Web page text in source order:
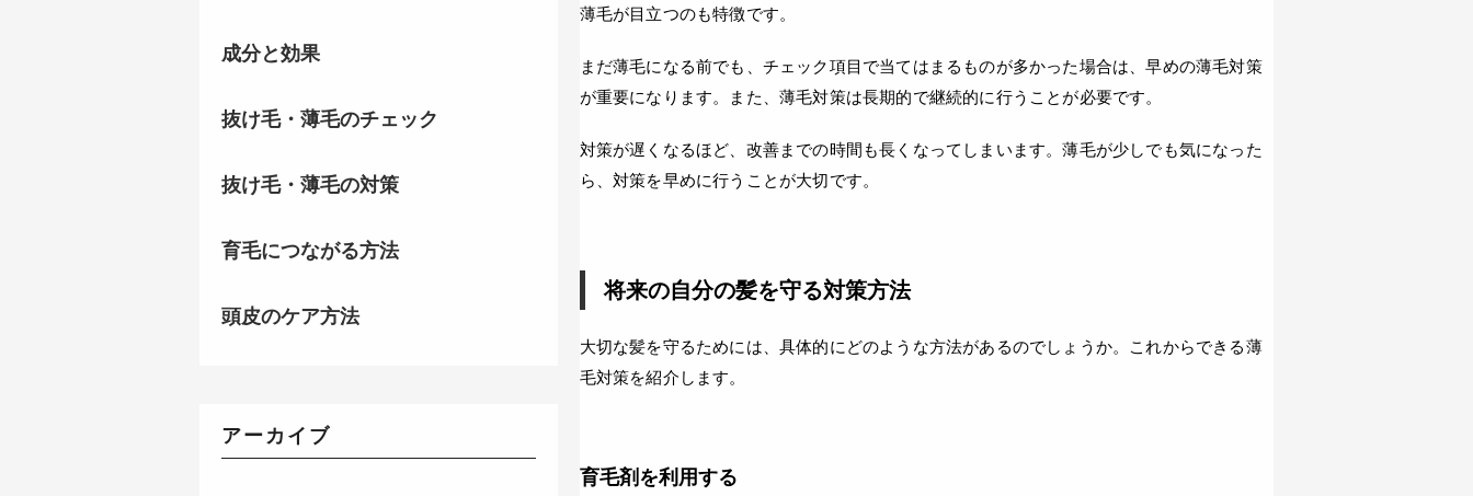
薄毛が目立つのも特徴です。
まだ薄毛になる前でも、チェック項目で当てはまるものが多かった場合は、早めの薄毛対策
が重要になります。また、薄毛対策は長期的で継続的に行うことが必要です。
対策が遅くなるほど、改善までの時間も長くなってしまいます。薄毛が少しでも気になった
ら、対策を早めに行うことが大切です。
将来の自分の髪を守る対策方法
大切な髪を守るためには、具体的にどのような方法があるのでしょうか。これからできる薄
毛対策を紹介します。
育毛剤を利用する
成分と効果
抜け毛・薄毛のチェック
抜け毛・薄毛の対策
育毛につながる方法
頭皮のケア方法
アーカイブ